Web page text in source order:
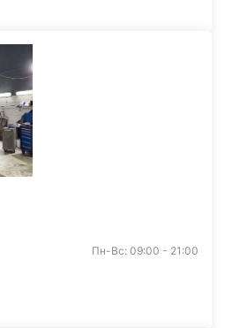
Пн-Вс: 09:00 - 21:00